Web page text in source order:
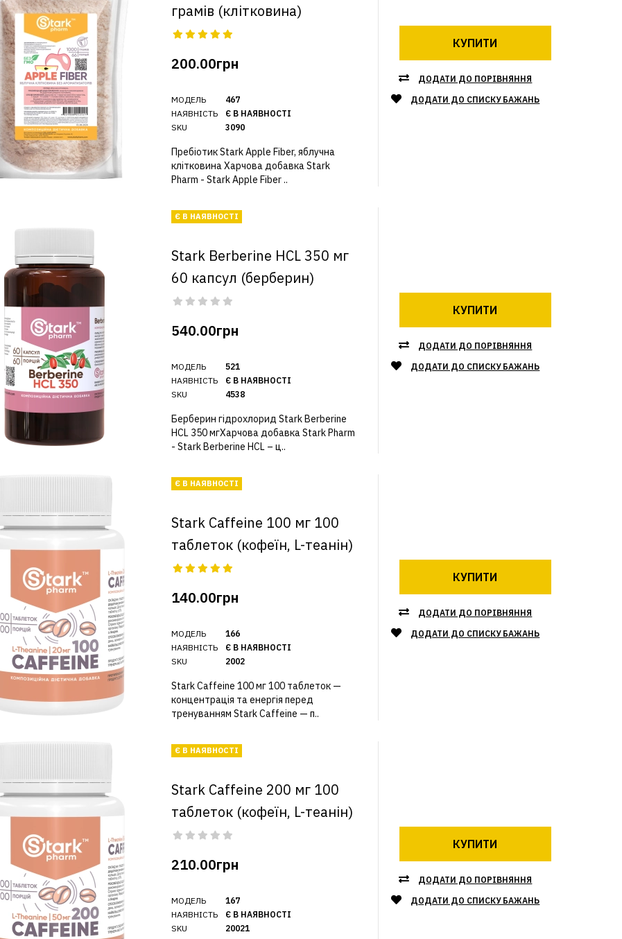
грамів (клітковина)
200.00грн
МОДЕЛЬ
НАЯВНІСТЬ
SKU
467
Є В НАЯВНОСТІ
3090
Пребіотик Stark Apple Fiber, яблучна
клітковина Харчова добавка Stark
Pharm - Stark Apple Fiber ..
КУПИТИ
ДОДАТИ ДО ПОРІВНЯННЯ
ДОДАТИ ДО СПИСКУ БАЖАНЬ
Є В НАЯВНОСТІ
Stark Berberine HCL 350 мг
60 капсул (берберин)
540.00грн
МОДЕЛЬ
НАЯВНІСТЬ
SKU
521
Є В НАЯВНОСТІ
4538
Берберин гідрохлорид Stark Berberine
HCL 350 мгХарчова добавка Stark Pharm
- Stark Berberine HCL – ц..
КУПИТИ
ДОДАТИ ДО ПОРІВНЯННЯ
ДОДАТИ ДО СПИСКУ БАЖАНЬ
Є В НАЯВНОСТІ
Stark Caffeine 100 мг 100
таблеток (кофеїн, L-теанін)
140.00грн
МОДЕЛЬ
НАЯВНІСТЬ
SKU
166
Є В НАЯВНОСТІ
2002
Stark Caffeine 100 мг 100 таблеток —
концентрація та енергія перед
тренуванням Stark Caffeine — п..
КУПИТИ
ДОДАТИ ДО ПОРІВНЯННЯ
ДОДАТИ ДО СПИСКУ БАЖАНЬ
Є В НАЯВНОСТІ
Stark Caffeine 200 мг 100
таблеток (кофеїн, L-теанін)
210.00грн
МОДЕЛЬ
НАЯВНІСТЬ
SKU
167
Є В НАЯВНОСТІ
20021
КУПИТИ
ДОДАТИ ДО ПОРІВНЯННЯ
ДОДАТИ ДО СПИСКУ БАЖАНЬ